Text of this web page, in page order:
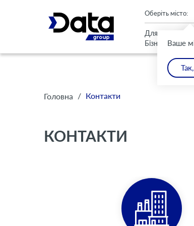
Ваше
Оберіть місто:
Для
Бізнесу
Головна / Контакти
КОНТАКТИ
An important update (Chrome 143) is available for